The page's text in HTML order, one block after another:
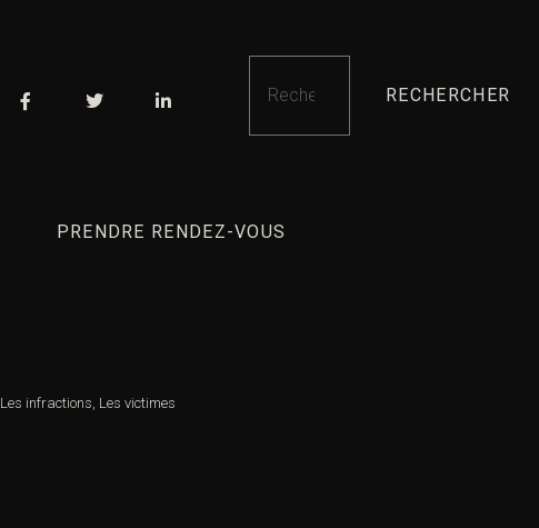
RECHERCHER
PRENDRE RENDEZ-VOUS
Les infractions, Les victimes